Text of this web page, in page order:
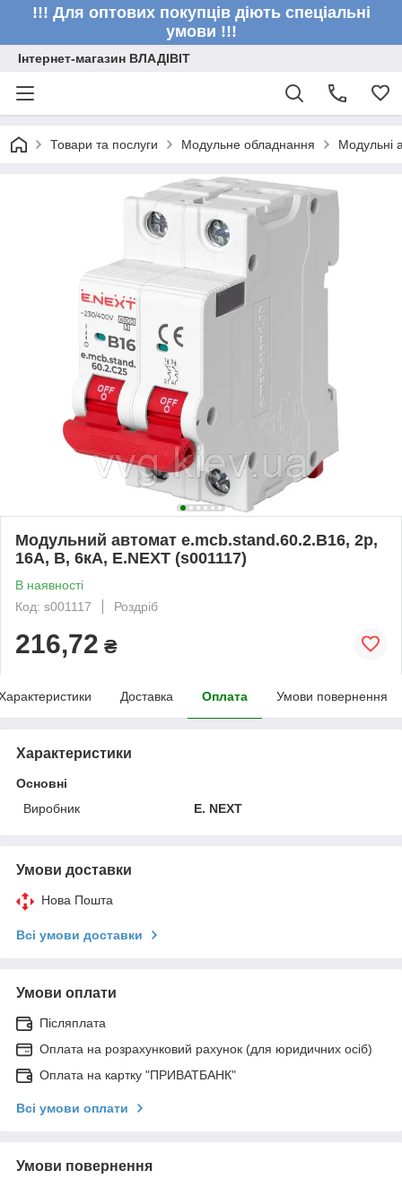
!!! Для оптових покупців діють спеціальні
умови !!!
Інтернет-магазин ВЛАДІВІТ
Товари та послуги Модульне обладнання Модульні
Модульний автомат e.mcb.stand.60.2.B16, 2р,
16А, B, 6кА, E.NEXT (s001117)
В наявності
Код: s001117
Роздріб
216,72 ₴
Доставка Оплата Умови повернення
Характеристики
Основні
Виробник
E. NEXT
Умови доставки
Нова Пошта
Всі умови доставки
Умови оплати
Післяплата
Оплата на розрахунковий рахунок (для юридичних осіб)
Оплата на картку "ПРИВАТБАНК"
Всі умови оплати
Умови повернення